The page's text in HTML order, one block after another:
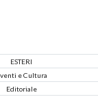
ESTERI
e Cultura
Editoriale